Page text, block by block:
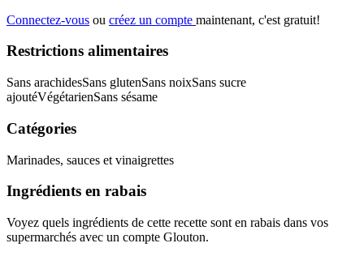
Connectez-vous ou créez un compte maintenant, c'est gratuit!
Restrictions alimentaires
Sans arachidesSans glutenSans noixSans sucre
ajoutéVégétarienSans sésame
Catégories
Marinades, sauces et vinaigrettes
Ingrédients en rabais
Voyez quels ingrédients de cette recette sont en rabais dans vos
supermarchés avec un compte Glouton.